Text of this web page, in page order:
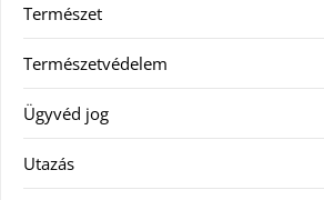
Természet
Természetvédelem
Ügyvéd jog
Utazás